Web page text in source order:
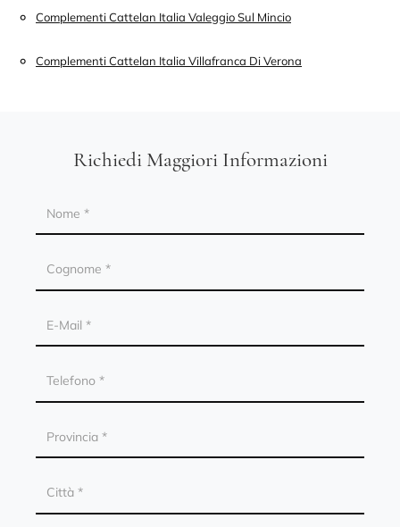
Complementi Cattelan Italia Valeggio Sul Mincio
Complementi Cattelan Italia Villafranca Di Verona
Richiedi Maggiori Informazioni